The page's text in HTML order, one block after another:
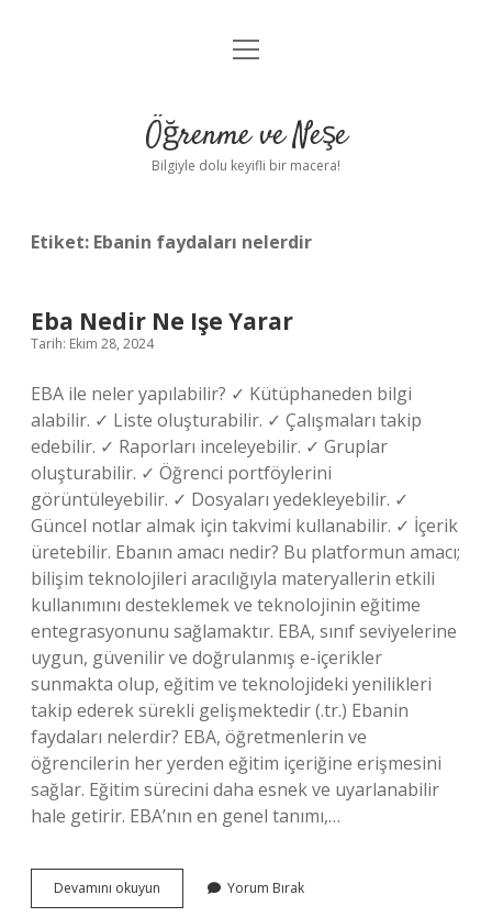
Anasayfa
Yasal Uyarı
menüyü
Öğrenme ve Neşe
Bilgiyle dolu keyifli bir macera!
Etiket: Ebanin faydaları nelerdir
Eba Nedir Ne Işe Yarar
Tarih: Ekim 28, 2024
EBA ile neler yapılabilir? ✓ Kütüphaneden bilgi
alabilir. ✓ Liste oluşturabilir. ✓ Çalışmaları takip
edebilir. ✓ Raporları inceleyebilir. ✓ Gruplar
oluşturabilir. ✓ Öğrenci portföylerini
görüntüleyebilir. ✓ Dosyaları yedekleyebilir. ✓
Güncel notlar almak için takvimi kullanabilir. ✓ İçerik
üretebilir. Ebanın amacı nedir? Bu platformun amacı;
bilişim teknolojileri aracılığıyla materyallerin etkili
kullanımını desteklemek ve teknolojinin eğitime
entegrasyonunu sağlamaktır. EBA, sınıf seviyelerine
uygun, güvenilir ve doğrulanmış e-içerikler
sunmakta olup, eğitim ve teknolojideki yenilikleri
takip ederek sürekli gelişmektedir (.tr.) Ebanin
faydaları nelerdir? EBA, öğretmenlerin ve
öğrencilerin her yerden eğitim içeriğine erişmesini
sağlar. Eğitim sürecini daha esnek ve uyarlanabilir
hale getirir. EBA’nın en genel tanımı,…
Devamını okuyun
Nedir
Yorum Bırak